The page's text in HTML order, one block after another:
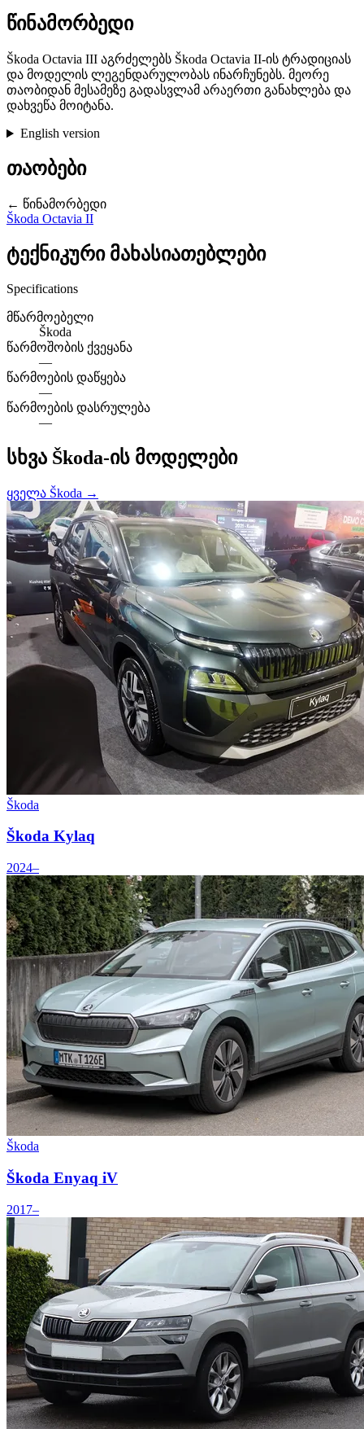
წინამორბედი
Škoda Octavia III აგრძელებს Škoda Octavia II-ის ტრადიციას
და მოდელის ლეგენდარულობას ინარჩუნებს. მეორე
თაობიდან მესამეზე გადასვლამ არაერთი განახლება და
დახვეწა მოიტანა.
English version
თაობები
← წინამორბედი
Škoda Octavia II
ტექნიკური მახასიათებლები
Specifications
მწარმოებელი
Škoda
წარმოშობის ქვეყანა
—
წარმოების დაწყება
—
წარმოების დასრულება
—
სხვა Škoda-ის მოდელები
ყველა Škoda →
Škoda
Škoda Kylaq
2024–
Škoda
Škoda Enyaq iV
2017–